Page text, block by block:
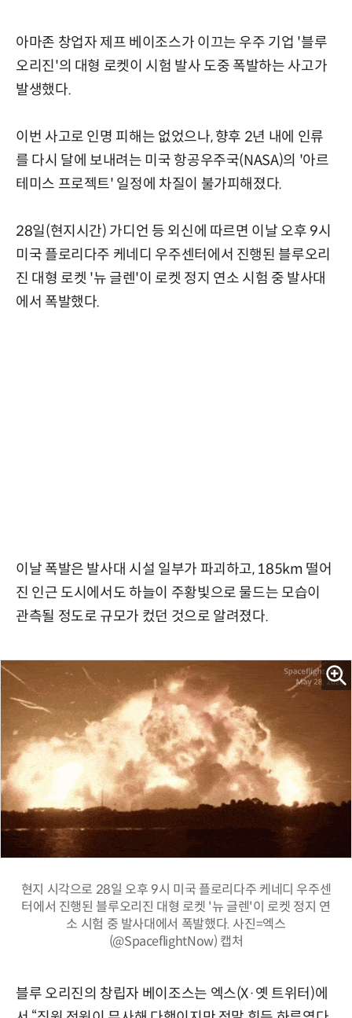
아마존 창업자 제프 베이조스가 이끄는 우주 기업 '블루
오리진'의 대형 로켓이 시험 발사 도중 폭발하는 사고가
발생했다.
이번 사고로 인명 피해는 없었으나, 향후 2년 내에 인류
를 다시 달에 보내려는 미국 항공우주국(NASA)의 '아르
테미스 프로젝트' 일정에 차질이 불가피해졌다.
28일(현지시간) 가디언 등 외신에 따르면 이날 오후 9시
미국 플로리다주 케네디 우주센터에서 진행된 블루오리
진 대형 로켓 '뉴 글렌'이 로켓 정지 연소 시험 중 발사대
에서 폭발했다.
이날 폭발은 발사대 시설 일부가 파괴하고, 185km 떨어
진 인근 도시에서도 하늘이 주황빛으로 물드는 모습이
관측될 정도로 규모가 컸던 것으로 알려졌다.
현지 시각으로 28일 오후 9시 미국 플로리다주 케네디 우주센
터에서 진행된 블루오리진 대형 로켓 '뉴 글렌'이 로켓 정지 연
소 시험 중 발사대에서 폭발했다. 사진=엑스
(@SpaceflightNow) 캡처
블루 오리진의 창립자 베이조스는 엑스(X·옛 트위터)에